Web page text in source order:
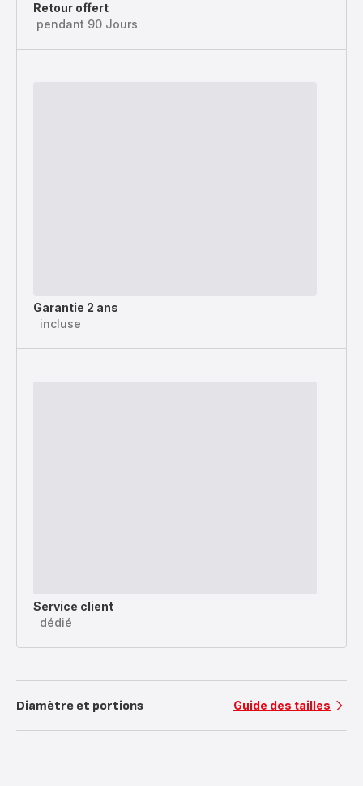
Retour offert
pendant 90 Jours
Garantie 2 ans
incluse
Service client
dédié
Diamètre et portions Guide des tailles